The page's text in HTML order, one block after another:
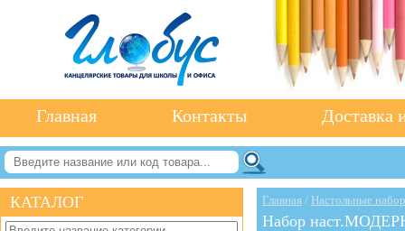
Главная Контакты Доставка
КАТАЛОГ Главная / Настольные
Набор